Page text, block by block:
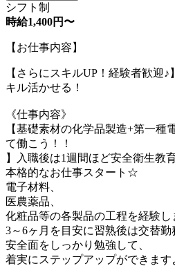
シフト制
時給1,400円〜
【お仕事内容】
【さらにスキルUP！経験者歓迎
キル活かせる！
《仕事内容》
【基礎素材の化学品製造+第一種
て働こう！！
】入職後は1週間ほど安全衛生教
本格的なお仕事スタート☆
電子材料、
医農薬品、
化粧品等の各製品の工程を経験し
3～6ヶ月を目安に習熟後は交替
安全面をしっかり勉強して、
着実にステップアップができます